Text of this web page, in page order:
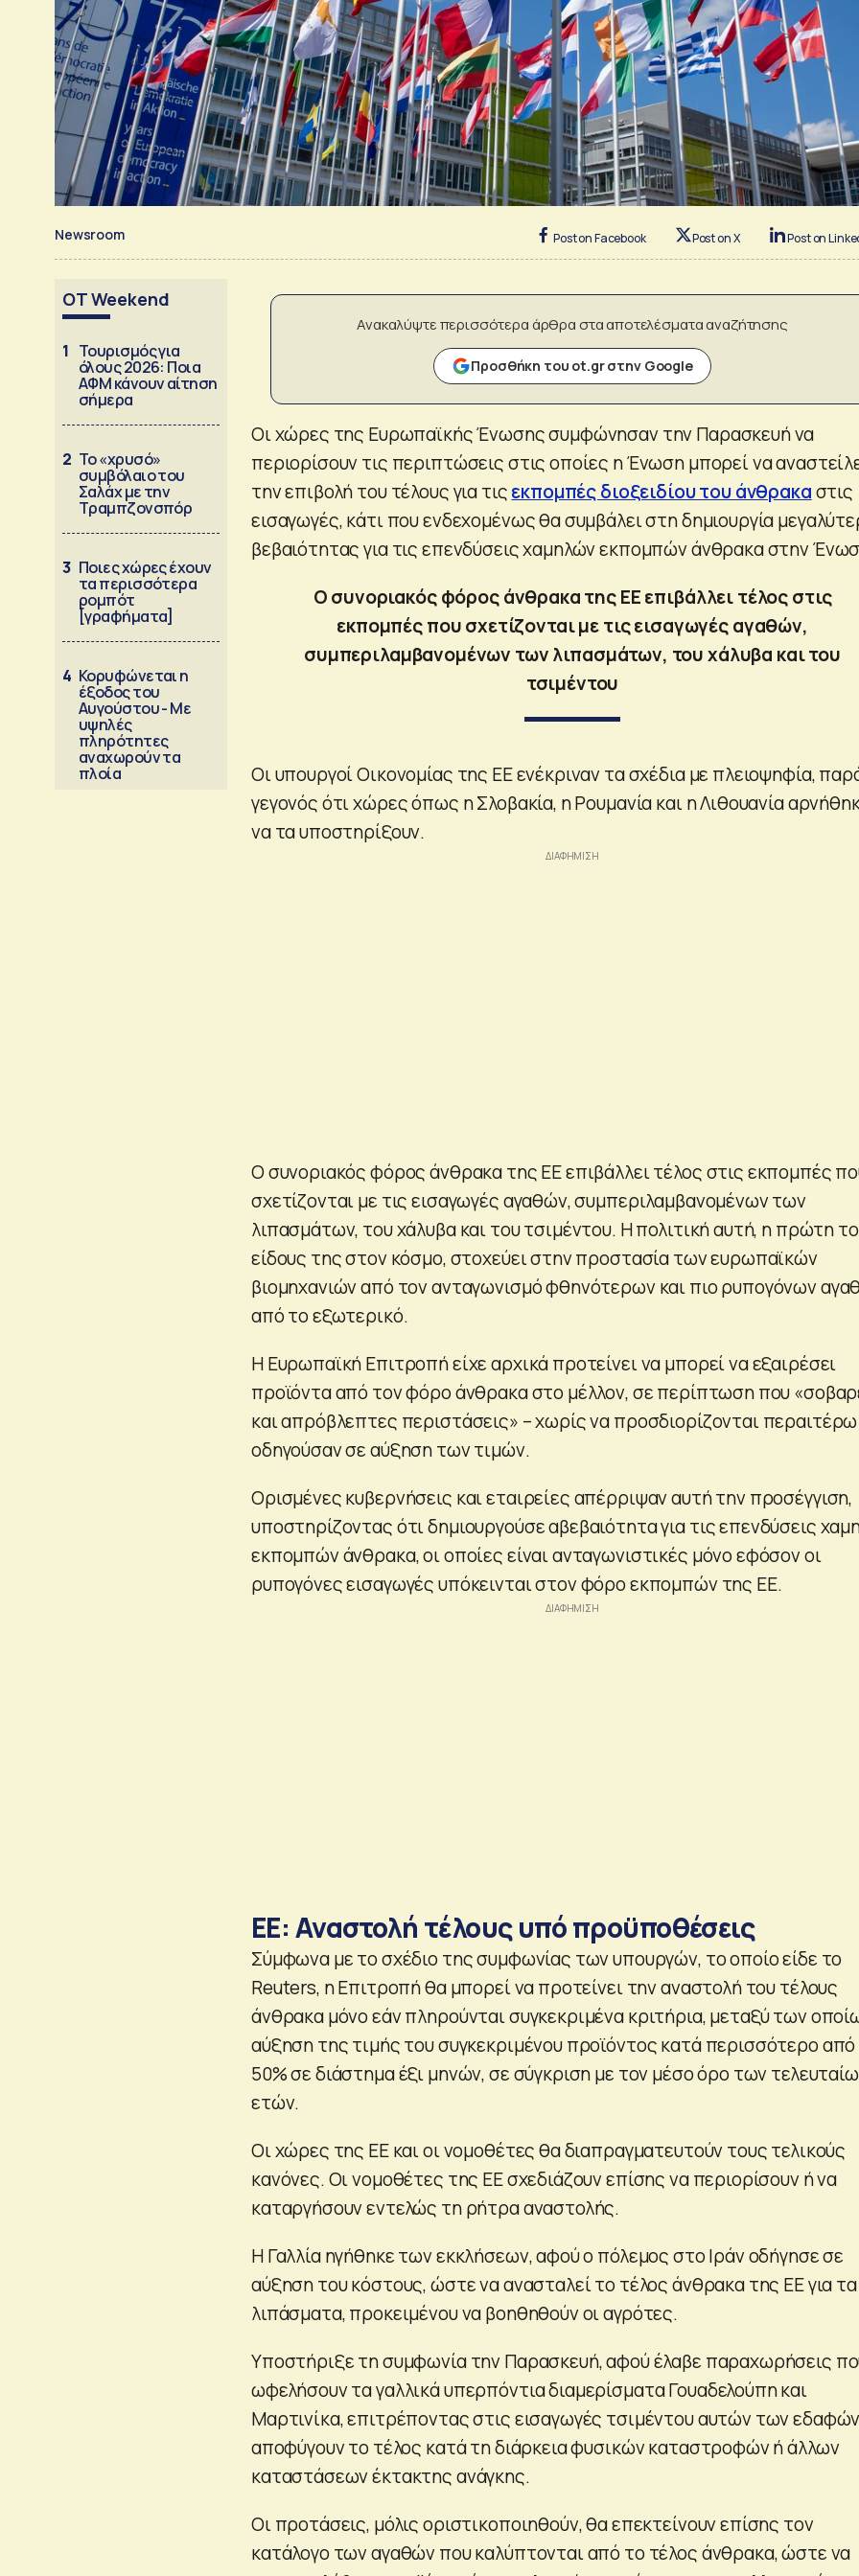
Newsroom Post on Facebook Post on X Post on
OT Weekend
1 Τουρισμός για
όλους 2026: Ποια
ΑΦΜ κάνουν αίτηση
σήμερα
2 Το «χρυσό»
συμβόλαιο του
Σαλάχ με την
Τραμπζονσπόρ
3 Ποιες χώρες έχουν
τα περισσότερα
ρομπότ
[γραφήματα]
4 Κορυφώνεται η
έξοδος του
Αυγούστου - Με
υψηλές
πληρότητες
αναχωρούν τα
πλοία
Ανακαλύψτε περισσότερα άρθρα στα αποτελέσματα αναζήτησης
Προσθήκη του ot.gr στην Google
Οι χώρες της Ευρωπαϊκής Ένωσης συμφώνησαν την Παρασκευή να
περιορίσουν τις περιπτώσεις στις οποίες η Ένωση μπορεί να
την επιβολή του τέλους για τιςεκπομπές διοξειδίου του άνθρακαστις
εισαγωγές, κάτι που ενδεχομένως θα συμβάλει στη δημιουργία
βεβαιότητας για τις επενδύσεις χαμηλών εκπομπών άνθρακα στην
Ο συνοριακός φόρος άνθρακα της ΕΕ επιβάλλει τέλος στις
εκπομπές που σχετίζονται με τις εισαγωγές αγαθών,
συμπεριλαμβανομένων των λιπασμάτων, του χάλυβα και του
τσιμέντου
Οι υπουργοί Οικονομίας της ΕΕ ενέκριναν τα σχέδια με πλειοψηφία,
γεγονός ότι χώρες όπως η Σλοβακία, η Ρουμανία και η Λιθουανία
να τα υποστηρίξουν.
Ο συνοριακός φόρος άνθρακα της ΕΕ επιβάλλει τέλος στις εκπομπές
σχετίζονται με τις εισαγωγές αγαθών, συμπεριλαμβανομένων των
λιπασμάτων, του χάλυβα και του τσιμέντου. Η πολιτική αυτή, η πρώτη
είδους της στον κόσμο, στοχεύει στην προστασία των ευρωπαϊκών
βιομηχανιών από τον ανταγωνισμό φθηνότερων και πιο ρυπογόνων
από το εξωτερικό.
Η Ευρωπαϊκή Επιτροπή είχε αρχικά προτείνει να μπορεί να εξαιρέσει
προϊόντα από τον φόρο άνθρακα στο μέλλον, σε περίπτωση που
και απρόβλεπτες περιστάσεις» – χωρίς να προσδιορίζονται
οδηγούσαν σε αύξηση των τιμών.
Ορισμένες κυβερνήσεις και εταιρείες απέρριψαν αυτή την προσέγγιση,
υποστηρίζοντας ότι δημιουργούσε αβεβαιότητα για τις επενδύσεις
εκπομπών άνθρακα, οι οποίες είναι ανταγωνιστικές μόνο εφόσον οι
ρυπογόνες εισαγωγές υπόκεινται στον φόρο εκπομπών της ΕΕ.
ΕΕ: Αναστολή τέλους υπό προϋποθέσεις
Σύμφωνα με το σχέδιο της συμφωνίας των υπουργών, το οποίο είδε το
Reuters, η Επιτροπή θα μπορεί να προτείνει την αναστολή του τέλους
άνθρακα μόνο εάν πληρούνται συγκεκριμένα κριτήρια, μεταξύ των
αύξηση της τιμής του συγκεκριμένου προϊόντος κατά περισσότερο από
50% σε διάστημα έξι μηνών, σε σύγκριση με τον μέσο όρο των
ετών.
Οι χώρες της ΕΕ και οι νομοθέτες θα διαπραγματευτούν τους τελικούς
κανόνες. Οι νομοθέτες της ΕΕ σχεδιάζουν επίσης να περιορίσουν ή να
καταργήσουν εντελώς τη ρήτρα αναστολής.
Η Γαλλία ηγήθηκε των εκκλήσεων, αφού ο πόλεμος στο Ιράν οδήγησε σε
αύξηση του κόστους, ώστε να ανασταλεί το τέλος άνθρακα της ΕΕ για τα
λιπάσματα, προκειμένου να βοηθηθούν οι αγρότες.
Υποστήριξε τη συμφωνία την Παρασκευή, αφού έλαβε παραχωρήσεις
ωφελήσουν τα γαλλικά υπερπόντια διαμερίσματα Γουαδελούπη και
Μαρτινίκα, επιτρέποντας στις εισαγωγές τσιμέντου αυτών των
⁠αποφύγουν ​το τέλος κατά τη διάρκεια φυσικών καταστροφών ή άλλων
καταστάσεων έκτακτης ανάγκης.
Οι ​προτάσεις, μόλις οριστικοποιηθούν, θα επεκτείνουν επίσης τον
κατάλογο των αγαθών που καλύπτονται από το τέλος άνθρακα, ώστε να